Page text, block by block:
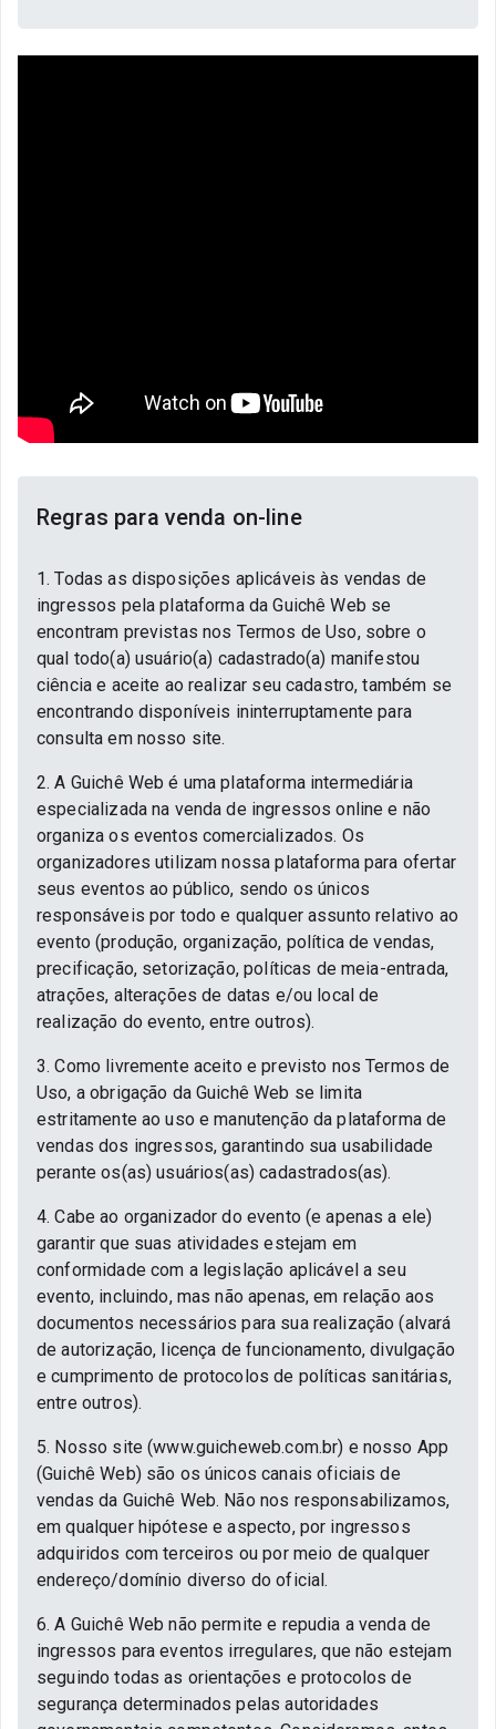
Regras para venda on-line
1. Todas as disposições aplicáveis às vendas de
ingressos pela plataforma da Guichê Web se
encontram previstas nos Termos de Uso, sobre o
qual todo(a) usuário(a) cadastrado(a) manifestou
ciência e aceite ao realizar seu cadastro, também se
encontrando disponíveis ininterruptamente para
consulta em nosso site.
2. A Guichê Web é uma plataforma intermediária
especializada na venda de ingressos online e não
organiza os eventos comercializados. Os
organizadores utilizam nossa plataforma para ofertar
seus eventos ao público, sendo os únicos
responsáveis por todo e qualquer assunto relativo ao
evento (produção, organização, política de vendas,
precificação, setorização, políticas de meia-entrada,
atrações, alterações de datas e/ou local de
realização do evento, entre outros).
3. Como livremente aceito e previsto nos Termos de
Uso, a obrigação da Guichê Web se limita
estritamente ao uso e manutenção da plataforma de
vendas dos ingressos, garantindo sua usabilidade
perante os(as) usuários(as) cadastrados(as).
4. Cabe ao organizador do evento (e apenas a ele)
garantir que suas atividades estejam em
conformidade com a legislação aplicável a seu
evento, incluindo, mas não apenas, em relação aos
documentos necessários para sua realização (alvará
de autorização, licença de funcionamento, divulgação
e cumprimento de protocolos de políticas sanitárias,
entre outros).
5. Nosso site (www.guicheweb.com.br) e nosso App
(Guichê Web) são os únicos canais oficiais de
vendas da Guichê Web. Não nos responsabilizamos,
em qualquer hipótese e aspecto, por ingressos
adquiridos com terceiros ou por meio de qualquer
endereço/domínio diverso do oficial.
6. A Guichê Web não permite e repudia a venda de
ingressos para eventos irregulares, que não estejam
seguindo todas as orientações e protocolos de
segurança determinados pelas autoridades